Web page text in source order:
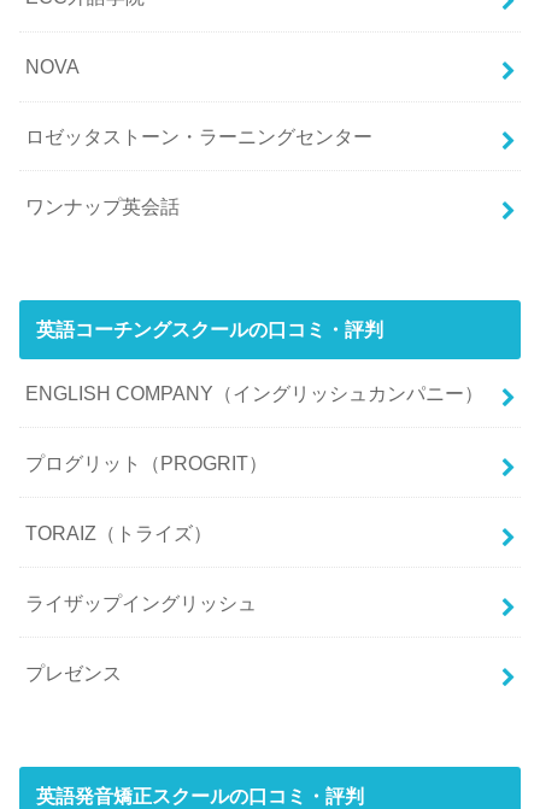
NOVA
ロゼッタストーン・ラーニングセンター
ワンナップ英会話
英語コーチングスクールの口コミ・評判
ENGLISH COMPANY（イングリッシュカンパニー）
プログリット（PROGRIT）
TORAIZ（トライズ）
ライザップイングリッシュ
プレゼンス
英語発音矯正スクールの口コミ・評判